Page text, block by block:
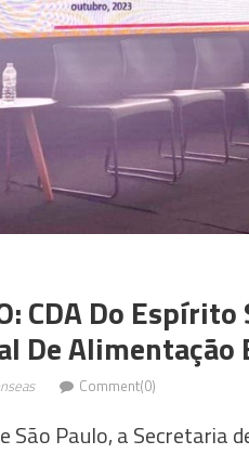
CDA Do
De Alimentação
Comment(0)
São Paulo, a Secretaria